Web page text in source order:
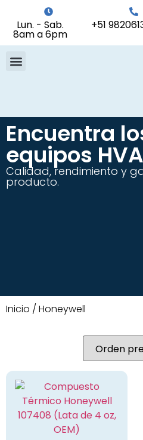
Lun. - Sab.
8am a 6pm
+51
Encuentra
equipos
Calidad, rendimiento y
producto.
Inicio / Honeywell